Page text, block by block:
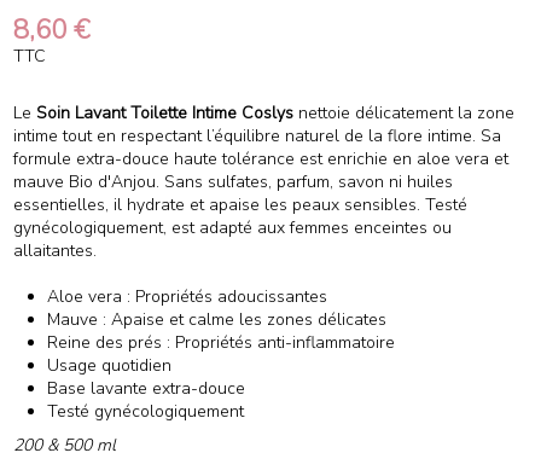
8,60 €
TTC
Le Soin Lavant Toilette Intime Coslysnettoie délicatement la zone
intime tout en respectant l’équilibre naturel de la flore intime. Sa
formule extra-douce haute tolérance est enrichie en aloe vera et
mauve Bio d'Anjou. Sans sulfates, parfum, savon ni huiles
essentielles, il hydrate et apaise les peaux sensibles. Testé
gynécologiquement, est adapté aux femmes enceintes ou
allaitantes.
Aloe vera : Propriétés adoucissantes
Mauve : Apaise et calme les zones délicates
Reine des prés : Propriétés anti-inflammatoire
Usage quotidien
Base lavante extra-douce
Testé gynécologiquement
200 & 500 ml